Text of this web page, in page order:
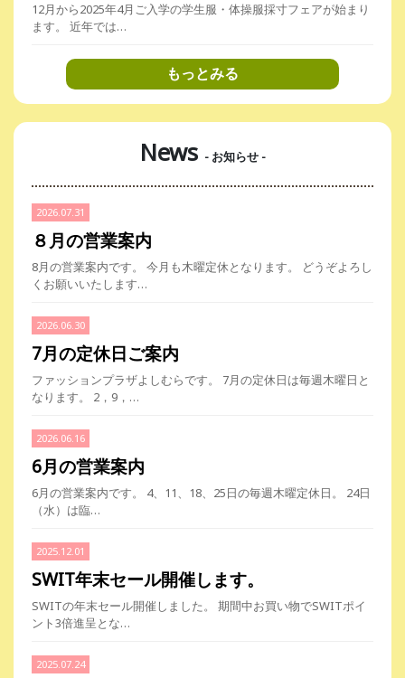
12月から2025年4月ご入学の学生服・体操服採寸フェアが始まり
ます。 近年では…
もっとみる
News - お知らせ -
2026.07.31
８月の営業案内
8月の営業案内です。 今月も木曜定休となります。 どうぞよろし
くお願いいたします…
2026.06.30
7月の定休日ご案内
ファッションプラザよしむらです。 7月の定休日は毎週木曜日と
なります。 2，9，…
2026.06.16
6月の営業案内
6月の営業案内です。 4、11、18、25日の毎週木曜定休日。 24日
（水）は臨…
2025.12.01
SWIT年末セール開催します。
SWITの年末セール開催しました。 期間中お買い物でSWITポイ
ント3倍進呈とな…
2025.07.24